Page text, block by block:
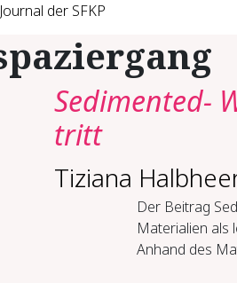
der SFKP
Sedimented-
tritt
Tiziana
Der Beitrag
Materialien als
Anhand des